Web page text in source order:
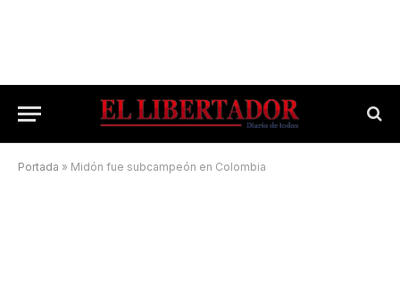
Portada » Midón fue subcampeón en Colombia